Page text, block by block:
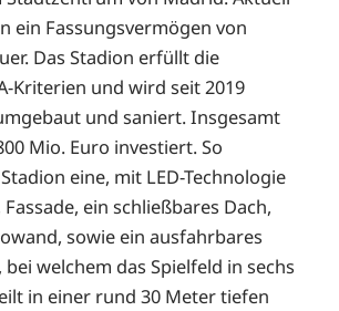
ein Fassungsvermögen von
Das Stadion erfüllt die
Kriterien und wird seit 2019
und saniert. Insgesamt
Mio. Euro investiert. So
eine, mit LED-Technologie
ein schließbares Dach,
sowie ein ausfahrbares
bei welchem das Spielfeld in sechs
in einer rund 30 Meter tiefen